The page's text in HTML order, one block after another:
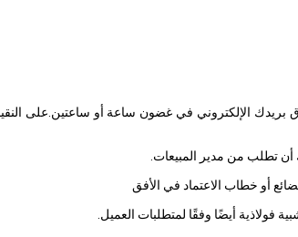
أن تطلب من مدير المبيعات.
فولاذية أيضًا وفقًا لمتطلبات العميل.